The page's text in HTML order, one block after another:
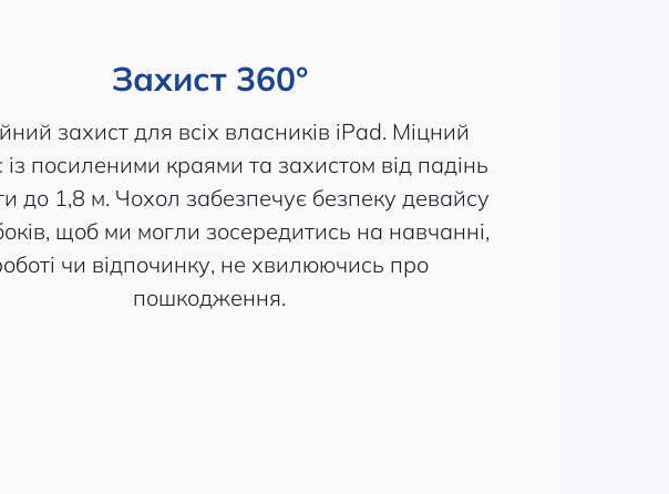
Захист 360°
захист для всіх власників iPad. Міцний
із посиленими краями та захистом від падінь
до 1,8 м. Чохол забезпечує безпеку девайсу
щоб ми могли зосередитись на навчанні,
чи відпочинку, не хвилюючись про
пошкодження.